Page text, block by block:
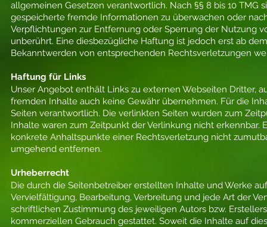
allgemeinen Gesetzen verantwortlich. Nach §§ 8 bis 10
gespeicherte fremde Informationen zu überwachen oder
Verpflichtungen zur Entfernung oder Sperrung der Nutzung
unberührt. Eine diesbezügliche Haftung ist jedoch erst ab
Bekanntwerden von entsprechenden Rechtsverletzungen
Haftung für Links
Unser Angebot enthält Links zu externen Webseiten Dritter,
fremden Inhalte auch keine Gewähr übernehmen. Für die
Seiten verantwortlich. Die verlinkten Seiten wurden zum
Inhalte waren zum Zeitpunkt der Verlinkung nicht
konkrete Anhaltspunkte einer Rechtsverletzung nicht
umgehend entfernen.
Urheberrecht
Die durch die Seitenbetreiber erstellten Inhalte und Werke
Vervielfältigung, Bearbeitung, Verbreitung und jede Art der
schriftlichen Zustimmung des jeweiligen Autors bzw.
kommerziellen Gebrauch gestattet. Soweit die Inhalte auf